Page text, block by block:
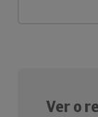
Ver o